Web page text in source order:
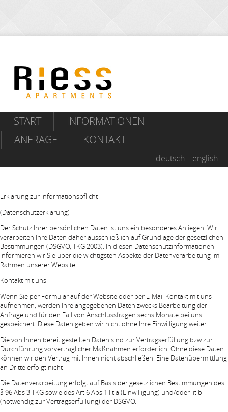
START
INFORMATIONEN
ANFRAGE
KONTAKT
deutsch english
Erklärung zur Informationspflicht
(Datenschutzerklärung)
Der Schutz Ihrer persönlichen Daten ist uns ein besonderes Anliegen. Wir
verarbeiten Ihre Daten daher ausschließlich auf Grundlage der gesetzlichen
Bestimmungen (DSGVO, TKG 2003). In diesen Datenschutzinformationen
informieren wir Sie über die wichtigsten Aspekte der Datenverarbeitung im
Rahmen unserer Website.
Kontakt mit uns
Wenn Sie per Formular auf der Website oder per E-Mail Kontakt mit uns
aufnehmen, werden Ihre angegebenen Daten zwecks Bearbeitung der
Anfrage und für den Fall von Anschlussfragen sechs Monate bei uns
gespeichert. Diese Daten geben wir nicht ohne Ihre Einwilligung weiter.
Die von Ihnen bereit gestellten Daten sind zur Vertragserfüllung bzw zur
Durchführung vorvertraglicher Maßnahmen erforderlich. Ohne diese Daten
können wir den Vertrag mit Ihnen nicht abschließen. Eine Datenübermittlung
an Dritte erfolgt nicht
Die Datenverarbeitung erfolgt auf Basis der gesetzlichen Bestimmungen des
§ 96 Abs 3 TKG sowie des Art 6 Abs 1 lit a (Einwilligung) und/oder lit b
(notwendig zur Vertragserfüllung) der DSGVO.